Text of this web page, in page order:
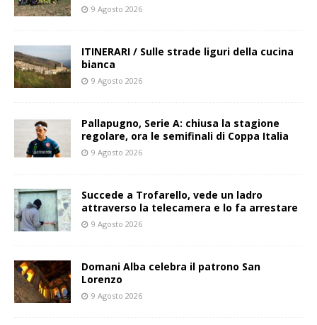
9 Agosto 2026
ITINERARI / Sulle strade liguri della cucina
bianca
9 Agosto 2026
Pallapugno, Serie A: chiusa la stagione
regolare, ora le semifinali di Coppa Italia
9 Agosto 2026
Succede a Trofarello, vede un ladro
attraverso la telecamera e lo fa arrestare
9 Agosto 2026
Domani Alba celebra il patrono San
Lorenzo
9 Agosto 2026